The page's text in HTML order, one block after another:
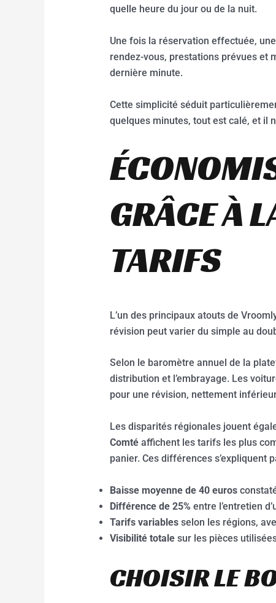
quelle heure du jour ou de la nuit.
Une fois la réservation effectuée,
rendez-vous, prestations prévues et
dernière minute.
Cette simplicité séduit
quelques minutes, tout est calé, et il
GRÂCE À
TARIFS
L’un des principaux atouts de
révision peut varier du simple au
Selon le baromètre annuel de la
distribution et l’embrayage. Les
pour une révision, nettement
Les disparités régionales jouent
Comtéaffichent les tarifs les plus
panier. Ces différences s’expliquent
Baisse moyenne de 40 euros
Différence de 25% entre l’entretien
Tarifs variablesselon les régions,
Visibilité totalesur les pièces
CHOISIR LE